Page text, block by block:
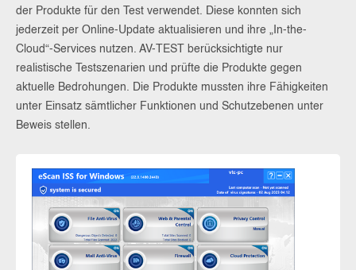
der Produkte für den Test verwendet. Diese konnten sich
jederzeit per Online-Update aktualisieren und ihre „In-the-
Cloud“-Services nutzen. AV-TEST berücksichtigte nur
realistische Testszenarien und prüfte die Produkte gegen
aktuelle Bedrohungen. Die Produkte mussten ihre Fähigkeiten
unter Einsatz sämtlicher Funktionen und Schutzebenen unter
Beweis stellen.